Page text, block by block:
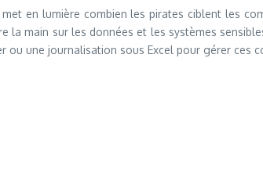
en lumière combien les pirates ciblent les
main sur les données et les systèmes
une journalisation sous Excel pour gérer ces